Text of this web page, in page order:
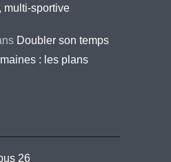
multi-sportive
Doubler son temps
: les plans
26